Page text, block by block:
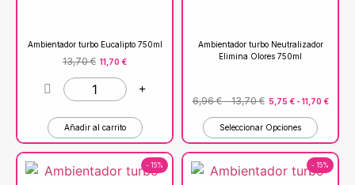
Ambientador turbo Eucalipto 750ml
13,70€ 11,70 €
Añadir al carrito
Ambientador turbo Neutralizador
Elimina Olores 750ml
6,96€ -13,70€ 5,75 € - 11,70 €
Seleccionar Opciones
- 15% - 15%